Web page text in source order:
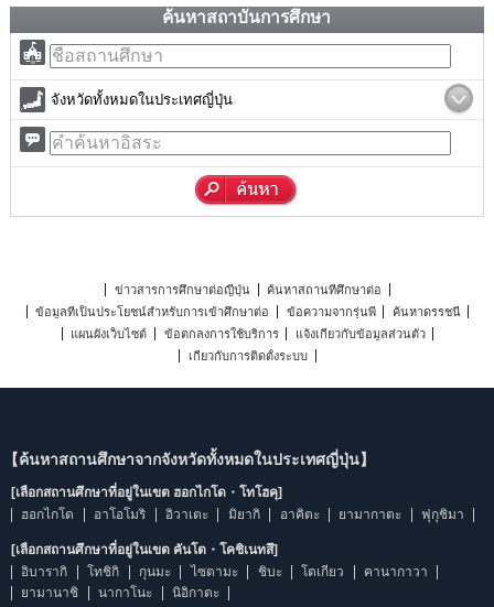
ค้นหาสถาบันการศึกษา
จังหวัดทั้งหมดในประเทศญี่ปุ่น
ข่าวสารการศึกษาต่อญี่ปุ่น
ค้นหาสถานที่ศึกษาต่อ
ข้อมูลที่เป็นประโยชน์สำหรับการเข้าศึกษาต่อ
ข้อความจากรุ่นพี่
ค้นหาดรรชนี
แผนผังเว็บไซต์
ข้อตกลงการใช้บริการ
แจ้งเกี่ยวกับข้อมูลส่วนตัว
เกี่ยวกับการติดตั้งระบบ
【ค้นหาสถานศึกษาจากจังหวัดทั้งหมดในประเทศญี่ปุ่น】
[เลือกสถานศึกษาที่อยู่ในเขต ฮอกไกโด・โทโฮคุ]
ฮอกไกโด
อาโอโมริ อิวาเตะ มิยากิ อาคิตะ ยามากาตะ ฟุกุชิมา
[เลือกสถานศึกษาที่อยู่ในเขต คันโต・โคชิเนทสึ]
อิบารากิ
โทชิกิ กุนมะ ไซตามะ ชิบะ โตเกียว
คานากาวา
ยามานาชิ
นากาโนะ นิอิกาตะ